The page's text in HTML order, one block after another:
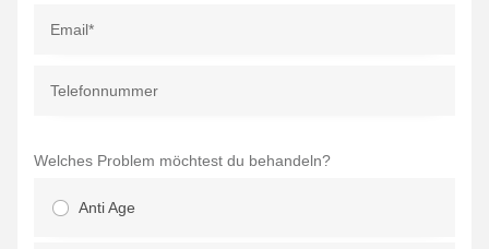
Welches Problem möchtest du behandeln?
Anti Age